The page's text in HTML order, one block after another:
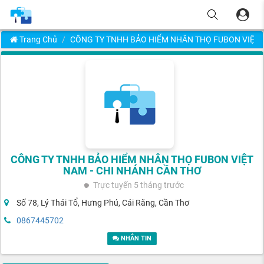
Trang Chủ CÔNG TY TNHH BẢO HIỂM NHÂN THỌ FUBON
CÔNG TY TNHH BẢO HIỂM NHÂN THỌ FUBON VIỆT
NAM - CHI NHÁNH CẦN THƠ
Trực tuyến 5 tháng trước
Số 78, Lý Thái Tổ, Hưng Phú, Cái Răng, Cần Thơ
0867445702
NHẮN TIN